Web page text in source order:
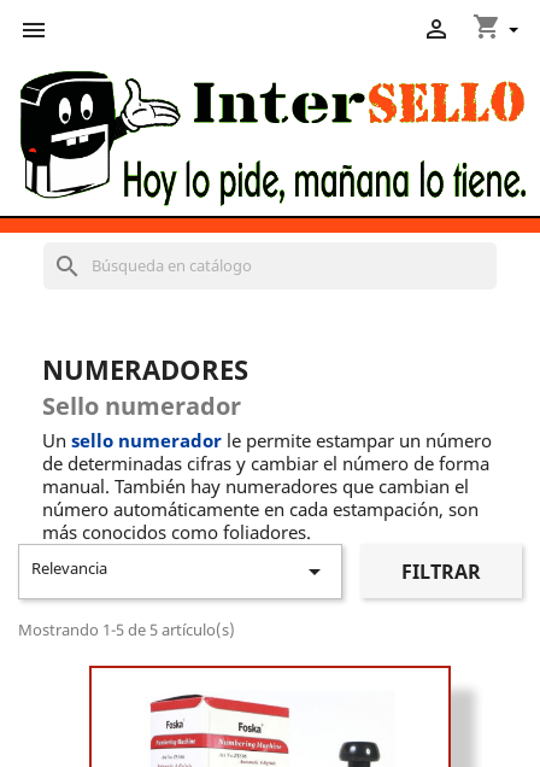
 shopping_cart

search
NUMERADORES
Sello numerador
Un sello numerador le permite estampar un número
de determinadas cifras y cambiar el número de forma
manual. También hay numeradores que cambian el
número automáticamente en cada estampación, son
más conocidos como foliadores.
Relevancia  FILTRAR
Mostrando 1-5 de 5 artículo(s)